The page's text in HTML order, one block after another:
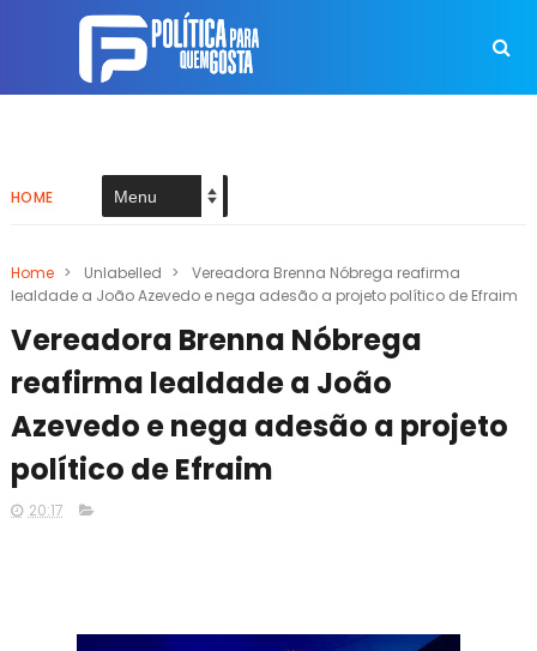
HOME
Home > Unlabelled >
Vereadora Brenna Nóbrega reafirma
lealdade a João Azevedo e nega adesão a projeto político de Efraim
Vereadora Brenna Nóbrega
reafirma lealdade a João
Azevedo e nega adesão a projeto
político de Efraim
20:17